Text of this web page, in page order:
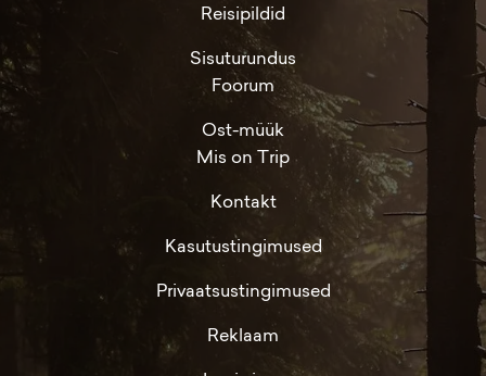
Reisipildid
Sisuturundus
Foorum
Ost-müük
Mis on Trip
Kontakt
Kasutustingimused
Privaatsustingimused
Reklaam